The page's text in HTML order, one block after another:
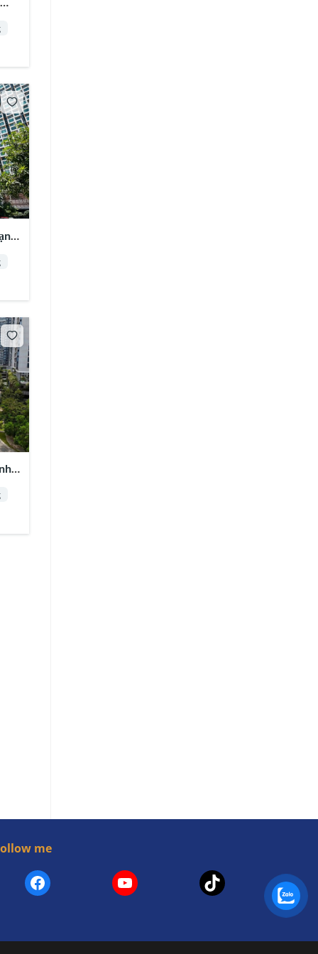
me
Facebook YouTube TikTok